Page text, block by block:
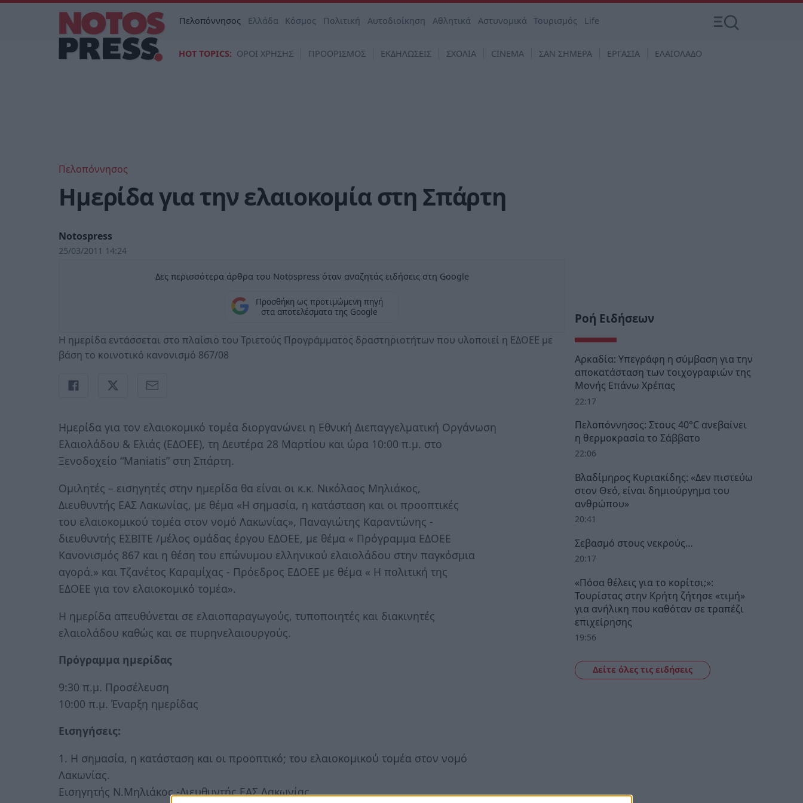
Πελοπόννησος Ελλάδα Κόσμος Πολιτική Αυτοδιοίκηση Αθλητικά Αστυνομικά Τουρισμός Life
HOT TOPICS: ΟΡΟΙ ΧΡΗΣΗΣ ΠΡΟΟΡΙΣΜΟΣ ΕΚΔΗΛΩΣΕΙΣ ΣΧΟΛΙΑ CINEMA ΣΑΝ ΣΗΜΕΡΑ ΕΡΓΑΣΙΑ ΕΛΑΙΟΛΑΔΟ
Πελοπόννησος
Ημερίδα για την ελαιοκομία στη Σπάρτη
Notospress
25/03/2011 14:24
Δες περισσότερα άρθρα του Notospress όταν αναζητάς ειδήσεις στη Google
Προσθήκη ως προτιμώμενη πηγή
στα αποτελέσματα της Google
Η ημερίδα εντάσσεται στο πλαίσιο του Τριετούς Προγράμματος δραστηριοτήτων που υλοποιεί η ΕΔΟΕΕ με
βάση το κοινοτικό κανονισμό 867/08
Ημερίδα για τον ελαιοκομικό τομέα διοργανώνει η Εθνική Διεπαγγελματική Οργάνωση
Ελαιολάδου & Ελιάς (ΕΔΟΕΕ), τη Δευτέρα 28 Μαρτίου και ώρα 10:00 π.μ. στο
Ξενοδοχείο “Maniatis” στη Σπάρτη.
Ομιλητές – εισηγητές στην ημερίδα θα είναι οι κ.κ. Νικόλαος Μηλιάκος,
Διευθυντής ΕΑΣ Λακωνίας, με θέμα «Η σημασία, η κατάσταση και οι προοπτικές
του ελαιοκομικού τομέα στον νομό Λακωνίας», Παναγιώτης Καραντώνης -
διευθυντής ΕΣΒΙΤΕ /μέλος ομάδας έργου ΕΔΟΕΕ, με θέμα « Πρόγραμμα ΕΔΟΕΕ
Κανονισμός 867 και η θέση του επώνυμου ελληνικού ελαιολάδου στην παγκόσμια
αγορά.» και Τζανέτος Καραμίχας - Πρόεδρος ΕΔΟΕΕ με θέμα « Η πολιτική της
ΕΔΟΕΕ για τον ελαιοκομικό τομέα».
Η ημερίδα απευθύνεται σε ελαιοπαραγωγούς, τυποποιητές και διακινητές
ελαιολάδου καθώς και σε πυρηνελαιουργούς.
Πρόγραμμα ημερίδας
9:30 π.μ. Προσέλευση
10:00 π.μ. Έναρξη ημερίδας
Εισηγήσεις:
1. Η σημασία, η κατάσταση και οι προοπτικό; του ελαιοκομικού τομέα στον νομό
Λακωνίας.
Εισηγητής Ν.Μηλιάκος -Διευθυντής ΕΑΣ Λακωνίας
Ροή Ειδήσεων
Αρκαδία: Υπεγράφη η σύμβαση για την
αποκατάσταση των τοιχογραφιών της
Μονής Επάνω Χρέπας
22:17
Πελοπόννησος: Στους 40°C ανεβαίνει
η θερμοκρασία το Σάββατο
22:06
Βλαδίμηρος Κυριακίδης: «Δεν πιστεύω
στον Θεό, είναι δημιούργημα του
ανθρώπου»
20:41
Σεβασμό στους νεκρούς…
20:17
«Πόσα θέλεις για το κορίτσι;»:
Τουρίστας στην Κρήτη ζήτησε «τιμή»
για ανήλικη που καθόταν σε τραπέζι
επιχείρησης
19:56
Δείτε όλες τις ειδήσεις